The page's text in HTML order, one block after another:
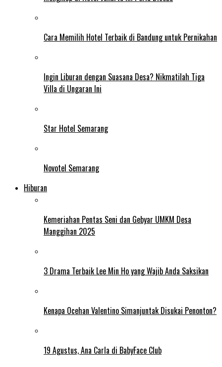
Cara Memilih Hotel Terbaik di Bandung untuk Pernikahan
Ingin Liburan dengan Suasana Desa? Nikmatilah Tiga
Villa di Ungaran Ini
Star Hotel Semarang
Novotel Semarang
Hiburan
Kemeriahan Pentas Seni dan Gebyar UMKM Desa
Manggihan 2025
3 Drama Terbaik Lee Min Ho yang Wajib Anda Saksikan
Kenapa Ocehan Valentino Simanjuntak Disukai Penonton?
19 Agustus, Ana Carla di BabyFace Club